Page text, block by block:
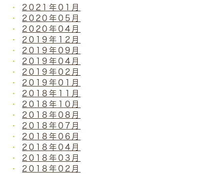
2021年01月
2020年05月
2020年04月
2019年12月
2019年09月
2019年04月
2019年02月
2019年01月
2018年11月
2018年10月
2018年08月
2018年07月
2018年06月
2018年04月
2018年03月
2018年02月